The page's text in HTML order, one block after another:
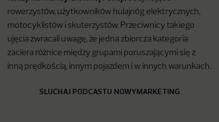
rowerzystów, użytkowników hulajnóg elektrycznych,
motocyklistów i skuterzystów. Przeciwnicy takiego
ujęcia zwracali uwagę, że jedna zbiorcza kategoria
zaciera różnice między grupami poruszającymi się z
inną prędkością, innym pojazdem i w innych warunkach.
SŁUCHAJ PODCASTU NOWYMARKETING